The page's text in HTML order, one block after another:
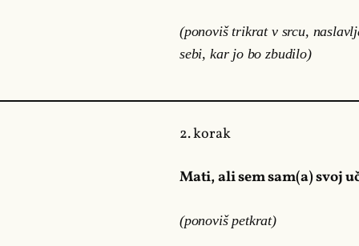
(ponoviš trikrat v srcu,
sebi, kar jo bo zbudilo)
2. korak
Mati, ali sem sam(a) svoj
(ponoviš petkrat)